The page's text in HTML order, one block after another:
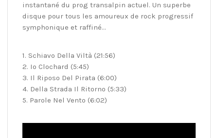
instantané du prog transalpin actuel. Un superbe
disque pour tous les amoureux de rock progressif
symphonique et raffiné…
1. Schiavo Della Viltà (21:56)
2. Io Clochard (5:45)
3. Il Riposo Del Pirata (6:00)
4. Della Strada Il Ritorno (5:33)
5. Parole Nel Vento (6:02)